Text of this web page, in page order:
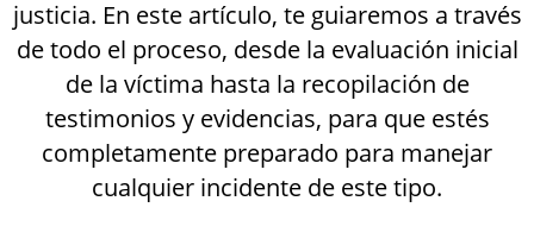
justicia. En este artículo, te guiaremos a través
de todo el proceso, desde la evaluación inicial
de la víctima hasta la recopilación de
testimonios y evidencias, para que estés
completamente preparado para manejar
cualquier incidente de este tipo.